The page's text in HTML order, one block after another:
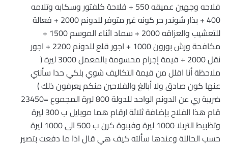
فلاحه وجهين عميقه 550 + فلاحة كلفتور وسكابه وتلامه
400 + بذار شوندر حر كونه غير متوفر للدونم 2000 + فعالة
للتعشيب والعزاقه 2000 + سماد اثناء الموسم 1500 +
مكافحة ورش بورون 1000 + اجور قلع للدونم 2200 + اجور
نقل 2000 + قيمة إجرام محسومة بالمعمل 3000 ليرة (
ملاحظة أنا اقلل من قيمة التكاليف شوي بلكي حدا سألني
عنها كون صادق ولا أبالغ والفلاحين منكم يعرفون ذلك )
ضريبة ري عن الدونم الواحد للدولة 800 ليرة المجموع =23450
قام هذا الفلاح بإضافة ثلاثة ارقام هما موبايل ب 300 ليرة
وتظبيط التريلا 1000 ليرة وفببوة كرن ب 500 الى 1000 ليرة
حسب الحاللة وعندها سألته كيف هي قال اذا ما دفعت بتصير